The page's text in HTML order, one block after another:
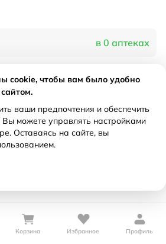
в 0 аптеках
Не требуется
только при оформлении онлайн
Корзина Избранное Профиль
cookie, чтобы вам было удобно
ваши предпочтения и обеспечить
Вы можете управлять настройками
Оставаясь на сайте, вы